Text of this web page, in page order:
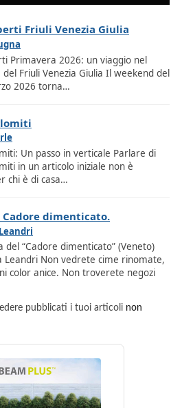
Friuli Venezia Giulia
Primavera 2026: un viaggio nel
Friuli Venezia Giulia Il weekend del
2026 torna…
Un passo in verticale Parlare di
in un articolo iniziale non è
chi è di casa…
dimenticato.
del “Cadore dimenticato” (Veneto)
Leandri Non vedrete cime rinomate,
color anice. Non troverete negozi
pubblicati i tuoi articoli non